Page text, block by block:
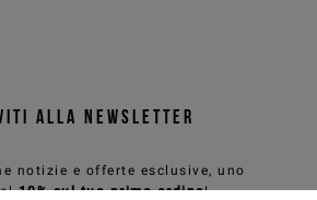
ALLA NEWSLETTER
notizie e offerte esclusive, uno
10% sul tuo primo ordine!